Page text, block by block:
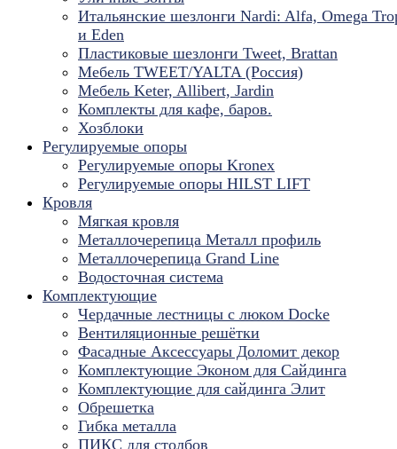
Итальянские шезлонги Nardi: Alfa, Omega
и Eden
Пластиковые шезлонги Tweet, Brattan
Мебель TWEET/YALTA (Россия)
Мебель Keter, Allibert, Jardin
Комплекты для кафе, баров.
Хозблоки
Регулируемые опоры
Регулируемые опоры Kronex
Регулируемые опоры HILST LIFT
Кровля
Мягкая кровля
Металлочерепица Металл профиль
Металлочерепица Grand Line
Водосточная система
Комплектующие
Чердачные лестницы с люком Docke
Вентиляционные решётки
Фасадные Аксессуары Доломит декор
Комплектующие Эконом для Сайдинга
Комплектующие для cайдинга Элит
Обрешетка
Гибка металла
ПИКС для столбов